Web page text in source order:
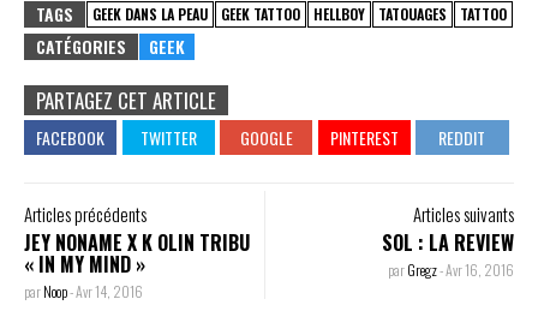
TAGS GEEK DANS LA PEAU GEEK TATTOO HELLBOY TATOUAGES TATTOO
CATÉGORIES GEEK
PARTAGEZ CET ARTICLE
Articles précédents
JEY NONAME X K OLIN TRIBU
« IN MY MIND »
parNoop-Avr 14, 2016
Articles suivants
SOL : LA REVIEW
parGregz-Avr 16, 2016